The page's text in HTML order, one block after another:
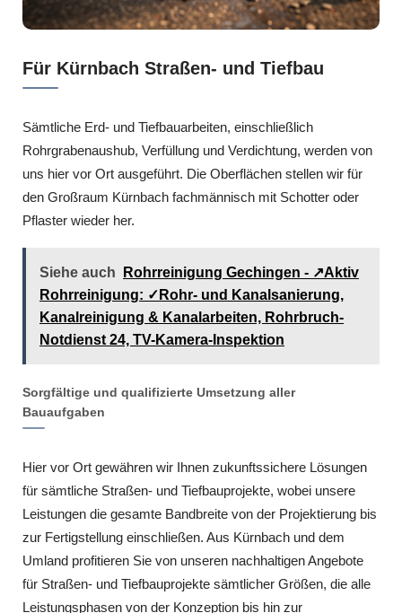
Für Kürnbach Straßen- und Tiefbau
Sämtliche Erd- und Tiefbauarbeiten, einschließlich
Rohrgrabenaushub, Verfüllung und Verdichtung, werden von
uns hier vor Ort ausgeführt. Die Oberflächen stellen wir für
den Großraum Kürnbach fachmännisch mit Schotter oder
Pflaster wieder her.
Siehe auch
Rohrreinigung Gechingen - ↗️Aktiv
Rohrreinigung: ✓Rohr- und Kanalsanierung,
Kanalreinigung & Kanalarbeiten, Rohrbruch-
Notdienst 24, TV-Kamera-Inspektion
Sorgfältige und qualifizierte Umsetzung aller
Bauaufgaben
Hier vor Ort gewähren wir Ihnen zukunftssichere Lösungen
für sämtliche Straßen- und Tiefbauprojekte, wobei unsere
Leistungen die gesamte Bandbreite von der Projektierung bis
zur Fertigstellung einschließen. Aus Kürnbach und dem
Umland profitieren Sie von unseren nachhaltigen Angebote
für Straßen- und Tiefbauprojekte sämtlicher Größen, die alle
Leistungsphasen von der Konzeption bis hin zur